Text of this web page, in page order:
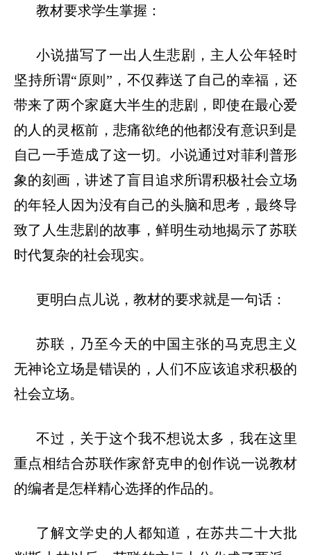
教材要求学生掌握：
小说描写了一出人生悲剧，主人公年轻时
坚持所谓“原则”，不仅葬送了自己的幸福，还
带来了两个家庭大半生的悲剧，即使在最心爱
的人的灵柩前，悲痛欲绝的他都没有意识到是
自己一手造成了这一切。小说通过对菲利普形
象的刻画，讲述了盲目追求所谓积极社会立场
的年轻人因为没有自己的头脑和思考，最终导
致了人生悲剧的故事，鲜明生动地揭示了苏联
时代复杂的社会现实。
更明白点儿说，教材的要求就是一句话：
苏联，乃至今天的中国主张的马克思主义
无神论立场是错误的，人们不应该追求积极的
社会立场。
不过，关于这个我不想说太多，我在这里
重点相结合苏联作家舒克申的创作说一说教材
的编者是怎样精心选择的作品的。
了解文学史的人都知道，在苏共二十大批